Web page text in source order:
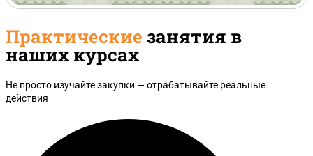
Практические занятия в
наших курсах
Не просто изучайте закупки — отрабатывайте реальные
действия